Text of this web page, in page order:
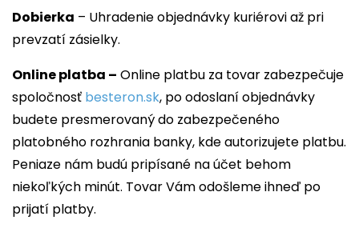
Dobierka – Uhradenie objednávky kuriérovi až pri
prevzatí zásielky.
Online platba – Online platbu za tovar zabezpečuje
spoločnosť besteron.sk, po odoslaní objednávky
budete presmerovaný do zabezpečeného
platobného rozhrania banky, kde autorizujete platbu.
Peniaze nám budú pripísané na účet behom
niekoľkých minút. Tovar Vám odošleme ihneď po
prijatí platby.